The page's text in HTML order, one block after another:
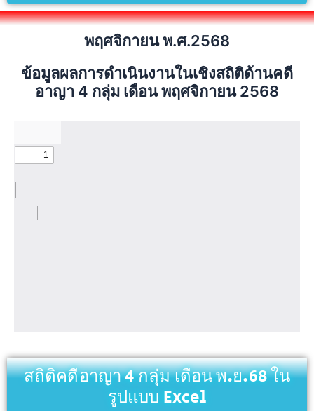
พฤศจิกายน พ.ศ.2568
ข้อมูลผลการดำเนินงานในเชิงสถิติด้านคดี
อาญา 4 กลุ่ม เดือน พฤศจิกายน 2568
สถิติคดีอาญา 4 กลุ่ม เดือน พ.ย.68 ใน
รูปแบบ Excel